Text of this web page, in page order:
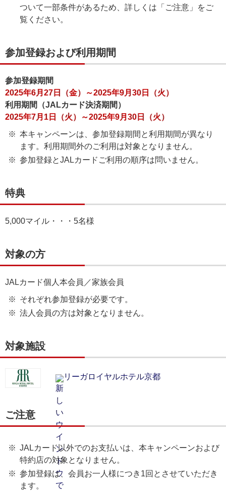
ついて一部条件があるため、詳しくは「ご注意」をご
覧ください。
参加登録および利用期間
参加登録期間
2025年6月27日（金）～2025年9月30日（火）
利用期間（JALカード決済期間）
2025年7月1日（火）～2025年9月30日（火）
本キャンペーンは、参加登録期間と利用期間が異なり
ます。利用期間外のご利用は対象となりません。
参加登録とJALカードご利用の順序は問いません。
特典
5,000マイル・・・5名様
対象の方
JALカード個人本会員／家族会員
それぞれ参加登録が必要です。
法人会員の方は対象となりません。
対象施設
リーガロイヤルホテル京都
ご注意
JALカード以外でのお支払いは、本キャンペーンおよび
特約店の対象となりません。
参加登録は、会員お一人様につき1回とさせていただき
ます。